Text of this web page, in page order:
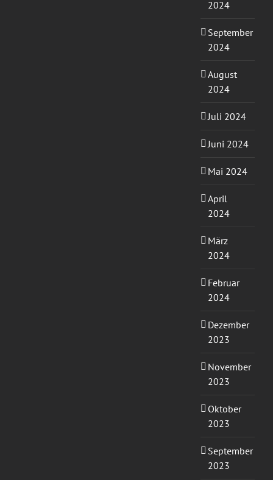
2024
September
2024
August
2024
Juli 2024
Juni 2024
Mai 2024
April
2024
März
2024
Februar
2024
Dezember
2023
November
2023
Oktober
2023
September
2023